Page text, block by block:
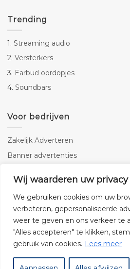
Wij waarderen uw privacy
We gebruiken cookies om uw
verbeteren, gepersonaliseerde
weer te geven en ons verkeer te
"Alles accepteren" te klikken,
gebruik van cookies. Lees meer
Trending
1. Streaming audio
2. Versterkers
3. Earbud oordopjes
4. Soundbars
Voor bedrijven
Zakelijk Adverteren
Banner advertenties
SEO copywriting